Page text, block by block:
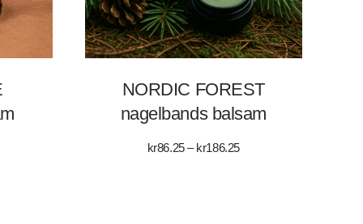
NORDIC FOREST
nagelbands balsam
kr86.25 – kr186.25Prisintervall: